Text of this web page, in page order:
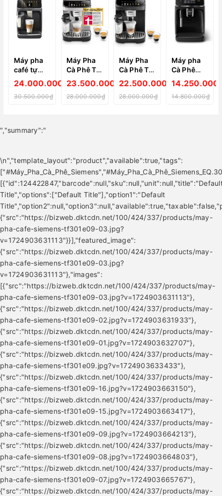
Máy pha
café tự
động
Philips
Series
Màu Xám
Đen -
24.000.000₫
30.500.000₫
Máy Pha
Cà Phê Tự
Động
De'longhi
ECAM
23.500.000₫
28.000.000₫
Máy Pha
Cà Phê Tự
Động
De'longhi
ECAM
22.500.000₫
28.000.000₫
Máy pha
Cà Phê
Philips
Series
2200
14.800.000₫
","summary":"
\n","template_layout":"product","available":true,"tags":
Title","options":["Default Title"],"option1":"Default
{"src":"https://bizweb.dktcdn.net/100/424/337/products/may-
pha-cafe-siemens-tf301e09-03.jpg?
v=1724903631113"}}],"featured_image":
{"src":"https://bizweb.dktcdn.net/100/424/337/products/may-
pha-cafe-siemens-tf301e09-03.jpg?
v=1724903631113"},"images":
[{"src":"https://bizweb.dktcdn.net/100/424/337/products/may-
pha-cafe-siemens-tf301e09-03.jpg?v=1724903631113"},
{"src":"https://bizweb.dktcdn.net/100/424/337/products/may-
pha-cafe-siemens-tf301e09-02.jpg?v=1724903631933"},
{"src":"https://bizweb.dktcdn.net/100/424/337/products/may-
pha-cafe-siemens-tf301e09-01.jpg?v=1724903632707"},
{"src":"https://bizweb.dktcdn.net/100/424/337/products/may-
pha-cafe-siemens-tf301e09.jpg?v=1724903633433"},
{"src":"https://bizweb.dktcdn.net/100/424/337/products/may-
pha-cafe-siemens-tf301e09-16.jpg?v=1724903663150"},
{"src":"https://bizweb.dktcdn.net/100/424/337/products/may-
pha-cafe-siemens-tf301e09-15.jpg?v=1724903663417"},
{"src":"https://bizweb.dktcdn.net/100/424/337/products/may-
pha-cafe-siemens-tf301e09-09.jpg?v=1724903664213"},
{"src":"https://bizweb.dktcdn.net/100/424/337/products/may-
pha-cafe-siemens-tf301e09-08.jpg?v=1724903664803"},
{"src":"https://bizweb.dktcdn.net/100/424/337/products/may-
pha-cafe-siemens-tf301e09-07.jpg?v=1724903665767"},
{"src":"https://bizweb.dktcdn.net/100/424/337/products/may-